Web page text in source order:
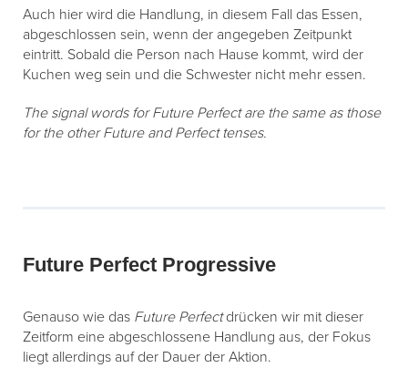
Auch hier wird die Handlung, in diesem Fall das Essen,
abgeschlossen sein, wenn der angegeben Zeitpunkt
eintritt. Sobald die Person nach Hause kommt, wird der
Kuchen weg sein und die Schwester nicht mehr essen.
The signal words for Future Perfect are the same as those
for the other Future and Perfect tenses.
Future Perfect Progressive
Genauso wie das Future Perfectdrücken wir mit dieser
Zeitform eine abgeschlossene Handlung aus, der Fokus
liegt allerdings auf der Dauer der Aktion.